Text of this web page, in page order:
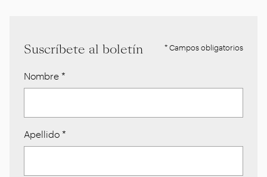
Suscríbete al boletín * Campos obligatorios
Nombre *
Apellido *